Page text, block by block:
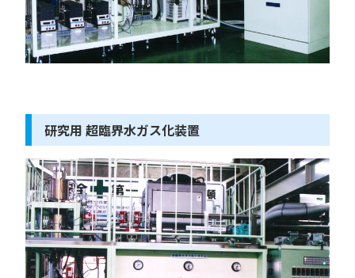
研究用 超臨界水ガス化装置